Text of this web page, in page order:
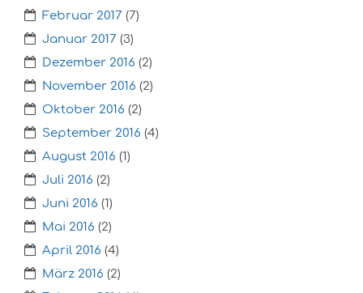
Februar 2017 (7)
Januar 2017 (3)
Dezember 2016 (2)
November 2016 (2)
Oktober 2016 (2)
September 2016 (4)
August 2016 (1)
Juli 2016 (2)
Juni 2016 (1)
Mai 2016 (2)
April 2016 (4)
März 2016 (2)